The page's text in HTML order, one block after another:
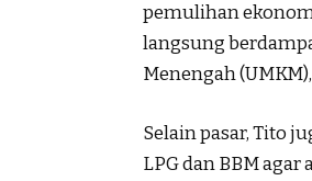
pemulihan
langsung
Menengah
Selain pasar, Tito
LPG dan BBM